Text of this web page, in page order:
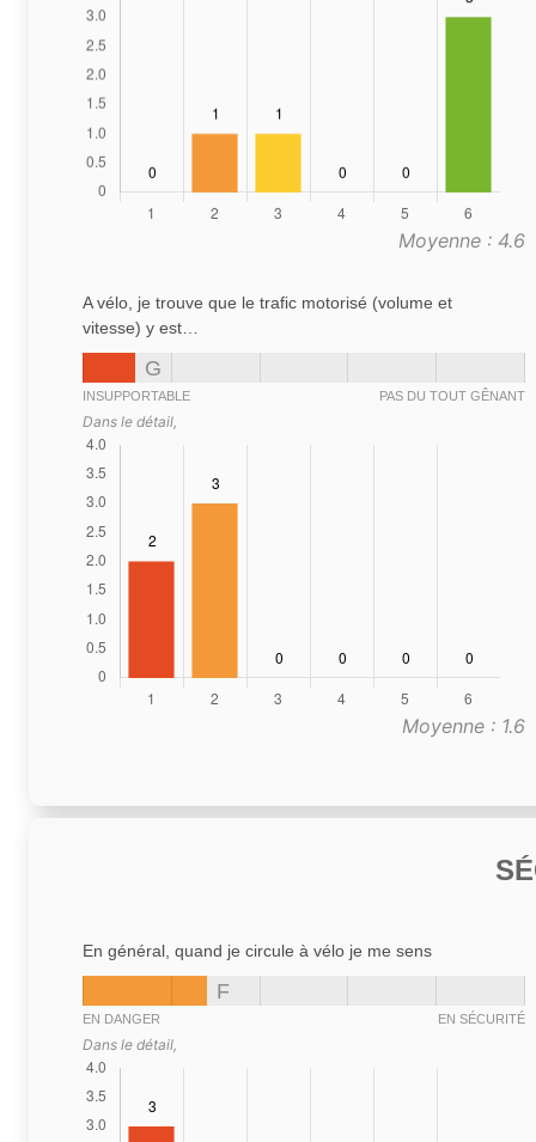
Moyenne : 4.6
A vélo, je trouve que le trafic motorisé (volume et
vitesse) y est…
G
INSUPPORTABLE PAS DU TOUT GÊNANT
Dans le détail,
Moyenne : 1.6
En général, quand je circule à vélo je me sens
F
EN DANGER EN SÉCURITÉ
Dans le détail,